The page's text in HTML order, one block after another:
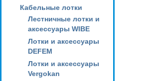
Кабельные лотки
Лестничные лотки и
аксессуары WIBE
Лотки и аксессуары
DEFEM
Лотки и аксессуары
Vergokan